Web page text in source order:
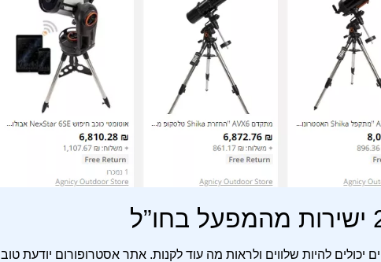
להיות שלווים ולראות מה עוד לקנות. אתר אסטרופורום יודעת טוב